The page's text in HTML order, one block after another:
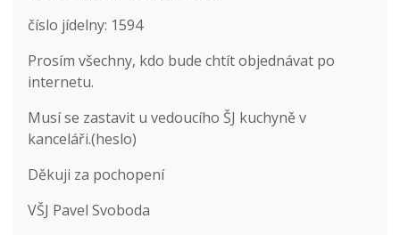
číslo jídelny: 1594
Prosím všechny, kdo bude chtít objednávat po
internetu.
Musí se zastavit u vedoucího ŠJ kuchyně v
kanceláři.(heslo)
Děkuji za pochopení
VŠJ Pavel Svoboda